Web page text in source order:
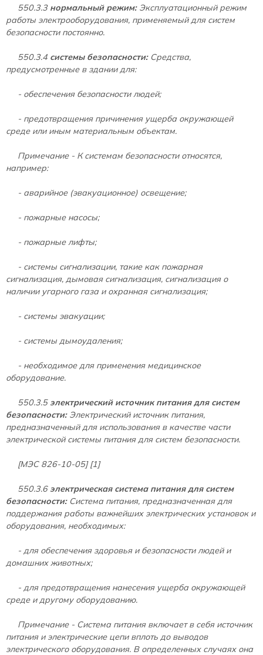
550.3.3 нормальный режим: Эксплуатационный режим
работы электрооборудования, применяемый для систем
безопасности постоянно.
550.3.4 системы безопасности: Средства,
предусмотренные в здании для:
- обеспечения безопасности людей;
- предотвращения причинения ущерба окружающей
среде или иным материальным объектам.
Примечание - К системам безопасности относятся,
например:
- аварийное (эвакуационное) освещение;
- пожарные насосы;
- пожарные лифты;
- системы сигнализации, такие как пожарная
сигнализация, дымовая сигнализация, сигнализация о
наличии угарного газа и охранная сигнализация;
- системы эвакуации;
- системы дымоудаления;
- необходимое для применения медицинское
оборудование.
550.3.5 электрический источник питания для систем
безопасности: Электрический источник питания,
предназначенный для использования в качестве части
электрической системы питания для систем безопасности.
[МЭС 826-10-05] [1]
550.3.6 электрическая система питания для систем
безопасности: Система питания, предназначенная для
поддержания работы важнейших электрических установок и
оборудования, необходимых:
- для обеспечения здоровья и безопасности людей и
домашних животных;
- для предотвращения нанесения ущерба окружающей
среде и другому оборудованию.
Примечание - Система питания включает в себя источник
питания и электрические цепи вплоть до выводов
электрического оборудования. В определенных случаях она